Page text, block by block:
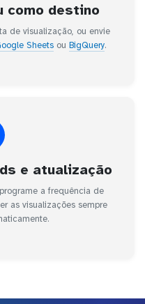
como destino
de visualização, ou envie
Sheets ou BigQuery.
e atualização
a frequência de
as visualizações sempre